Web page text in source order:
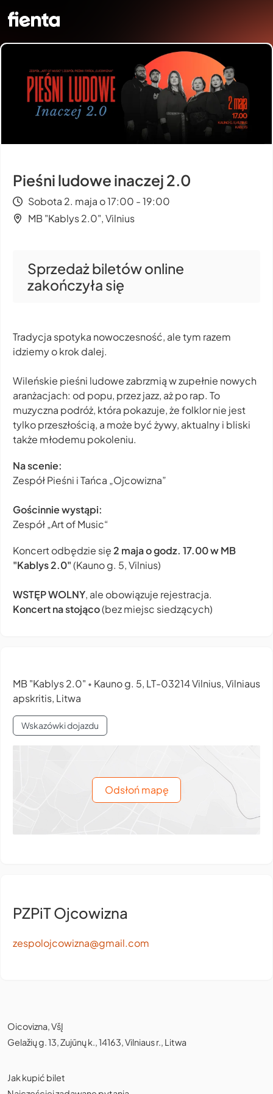
Pieśni ludowe inaczej 2.0
Sobota 2. maja o 17:00 - 19:00
MB "Kablys 2.0", Vilnius
Sprzedaż biletów online
zakończyła się
Tradycja spotyka nowoczesność, ale tym razem
idziemy o krok dalej.
Wileńskie pieśni ludowe zabrzmią w zupełnie nowych
aranżacjach: od popu, przez jazz, aż po rap. To
muzyczna podróż, która pokazuje, że folklor nie jest
tylko przeszłością, a może być żywy, aktualny i bliski
także młodemu pokoleniu.
Na scenie:
Zespół Pieśni i Tańca „Ojcowizna”
Gościnnie wystąpi:
Zespół „Art of Music“
Koncert odbędzie się2 maja o godz. 17.00w MB
"Kablys 2.0"(Kauno g. 5, Vilnius)
WSTĘP WOLNY, ale obowiązuje rejestracja.
Koncert na stojąco(bez miejsc siedzących)
MB "Kablys 2.0" • Kauno g. 5, LT-03214 Vilnius, Vilniaus
apskritis, Litwa
Wskazówki dojazdu
Odsłoń mapę
PZPiT Ojcowizna
zespolojcowizna@gmail.com
Oicovizna, VšĮ
Gelažių g. 13, Zujūnų k., 14163, Vilniaus r., Litwa
Jak kupić bilet